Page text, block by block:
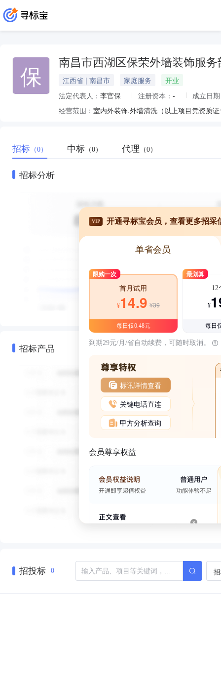
保 南昌市西湖区保荣外墙装饰服务
江西省 | 南昌市 家庭服务
开业
法定代表人： 李官保 注册资本： -
成立日
经营范围： 室内外装饰.外墙清洗（以上项目凭资质
招标 （0） 中标 （0） 代理 （0）
招标分析
招标产品
VIP 开通寻标宝会员，查看更多招采
单省会员
限购一次
首月试用
¥14.9 ¥39
每日仅0.48元
最划算
12
¥
每日
到期29元/月/省自动续费，可随时取消。
标讯详情查看
关键电话直连
甲方分析查询
会员尊享权益
招投标 0